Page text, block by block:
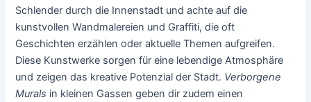
Schlender durch die Innenstadt und achte auf die
kunstvollen Wandmalereien und Graffiti, die oft
Geschichten erzählen oder aktuelle Themen aufgreifen.
Diese Kunstwerke sorgen für eine lebendige Atmosphäre
und zeigen das kreative Potenzial der Stadt. Verborgene
Murals in kleinen Gassen geben dir zudem einen